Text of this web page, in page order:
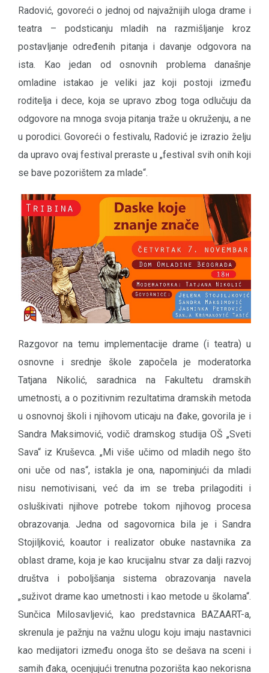
Radović, govoreći o jednoj od najvažnijih uloga drame i
teatra – podsticanju mladih na razmišljanje kroz
postavljanje određenih pitanja i davanje odgovora na
ista. Kao jedan od osnovnih problema današnje
omladine istakao je veliki jaz koji postoji između
roditelja i dece, koja se upravo zbog toga odlučuju da
odgovore na mnoga svoja pitanja traže u okruženju, a ne
u porodici. Govoreći o festivalu, Radović je izrazio želju
da upravo ovaj festival preraste u „festival svih onih koji
se bave pozorištem za mlade“.
Razgovor na temu implementacije drame (i teatra) u
osnovne i srednje škole započela je moderatorka
Tatjana Nikolić, saradnica na Fakultetu dramskih
umetnosti, a o pozitivnim rezultatima dramskih metoda
u osnovnoj školi i njihovom uticaju na đake, govorila je i
Sandra Maksimović, vodič dramskog studija OŠ „Sveti
Sava“ iz Kruševca. „Mi više učimo od mladih nego što
oni uče od nas“, istakla je ona, napominjući da mladi
nisu nemotivisani, već da im se treba prilagoditi i
osluškivati njihove potrebe tokom njihovog procesa
obrazovanja. Jedna od sagovornica bila je i Sandra
Stojiljković, koautor i realizator obuke nastavnika za
oblast drame, koja je kao krucijalnu stvar za dalji razvoj
društva i poboljšanja sistema obrazovanja navela
„suživot drame kao umetnosti i kao metode u školama“.
Sunčica Milosavljević, kao predstavnica BAZAART-a,
skrenula je pažnju na važnu ulogu koju imaju nastavnici
kao medijatori između onoga što se dešava na sceni i
samih đaka, ocenjujući trenutna pozorišta kao nekorisna